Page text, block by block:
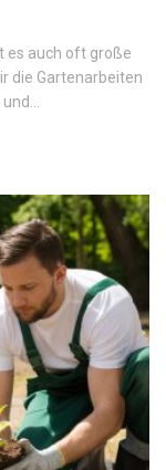
es auch oft große
die Gartenarbeiten
und…